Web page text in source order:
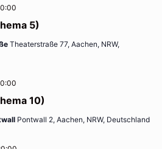
5)
Theaterstraße 77, Aachen, NRW,
10)
Pontwall 2, Aachen, NRW, Deutschland